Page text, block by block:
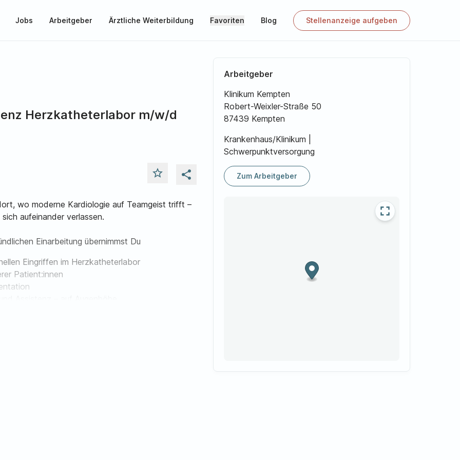
Jobs Arbeitgeber Ärztliche Weiterbildung Favoriten Blog Stellenanzeige aufgeben
Herzkatheterlabor m/w/d
star_outline share
wo moderne Kardiologie auf Teamgeist trifft –
aufeinander verlassen.
Einarbeitung übernimmst Du
Eingriffen im Herzkatheterlabor
Patient:innen
und wertschätzenden Arbeitsalltags
(m/w/d), MFA (m/w/d) oder MTRA (m/w/d)
– Erfahrung im HKL ist ein Plus, aber kein Muss
ruhige Art, auch in anspruchsvollen Situationen
eines starken Teams zu sein
Arbeitgeber
Klinikum Kempten
Robert-Weixler-Straße 50
87439 Kempten
Krankenhaus/Klinikum |
Schwerpunktversorgung
Zum Arbeitgeber
fullscreen